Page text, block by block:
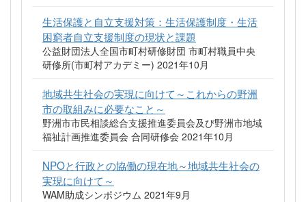
生活保護と自立支援対策：生活保護制度・生活
困窮者自立支援制度の現状と課題
公益財団法人全国市町村研修財団 市町村職員中央
研修所(市町村アカデミー) 2021年10月
地域共生社会の実現に向けて～これからの野洲
市の取組みに必要なこと～
野洲市市民相談総合支援推進委員会及び野洲市地域
福祉計画推進委員会 合同研修会 2021年10月
NPOと行政との協働の現在地～地域共生社会の
実現に向けて～
WAM助成シンポジウム 2021年9月